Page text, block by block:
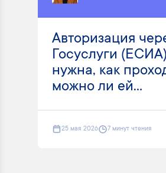
Авторизация
Госуслуги
нужна, как
можно ли ей...
25 мая 2026 7 минут чтения